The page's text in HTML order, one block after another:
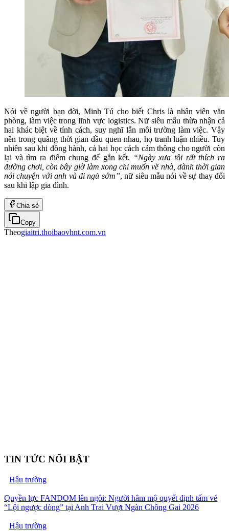
Nói về người bạn đời, Minh Tú cho biết Chris là nhân viên văn
phòng, làm việc trong lĩnh vực logistics. Nữ siêu mẫu thừa nhận cả
hai khác biệt về tính cách, suy nghĩ lẫn môi trường làm việc. Vậy
nên trong quãng thời gian đầu quen nhau, họ tranh luận nhiều. Tuy
nhiên sau khi đồng hành, cả hai học cách cảm thông cho người còn
lại và tìm ra điểm chung để gắn kết. “Ngày xưa tôi rất thích ra
đường chơi, còn bây giờ làm xong chỉ muốn về nhà, dành thời gian
nói chuyện với anh và đi ngủ sớm”, nữ siêu mẫu nói về sự thay đổi
sau khi lập gia đình.
Chia sẻ
Copy
Theogiaitri.thoibaovhnt.com.vn
TIN TỨC NỔI BẬT
Hậu trường
Quyền lực FANDOM lên ngôi: Người hâm mộ quyết định tấm vé
“Lội ngược dòng” tại Anh Trai Vượt Ngàn Chông Gai 2026
Hậu trường